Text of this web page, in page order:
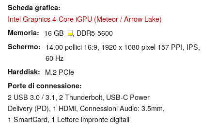
Scheda grafica
Intel Graphics 4-Core iGPU (Meteor / Arrow Lake)
Memoria 16 GB , DDR5-5600
Schermo
14.00 pollici 16:9, 1920 x 1080 pixel 157 PPI, IPS,
60 Hz
Harddisk M.2 PCIe
Porte di connessione
2 USB 3.0 / 3.1, 2 Thunderbolt, USB-C Power
Delivery (PD), 1 HDMI, Connessioni Audio: 3.5mm,
1 SmartCard, 1 Lettore impronte digitali